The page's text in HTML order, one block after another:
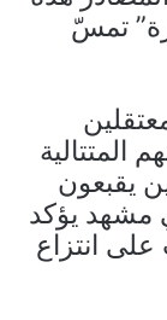
تمسّ
المتتالية
يقبعون
مشهد يؤكد
انتزاع